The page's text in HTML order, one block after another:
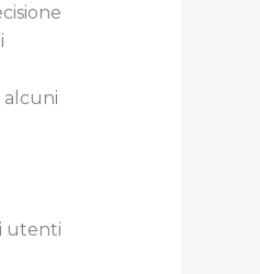
alcuni
utenti